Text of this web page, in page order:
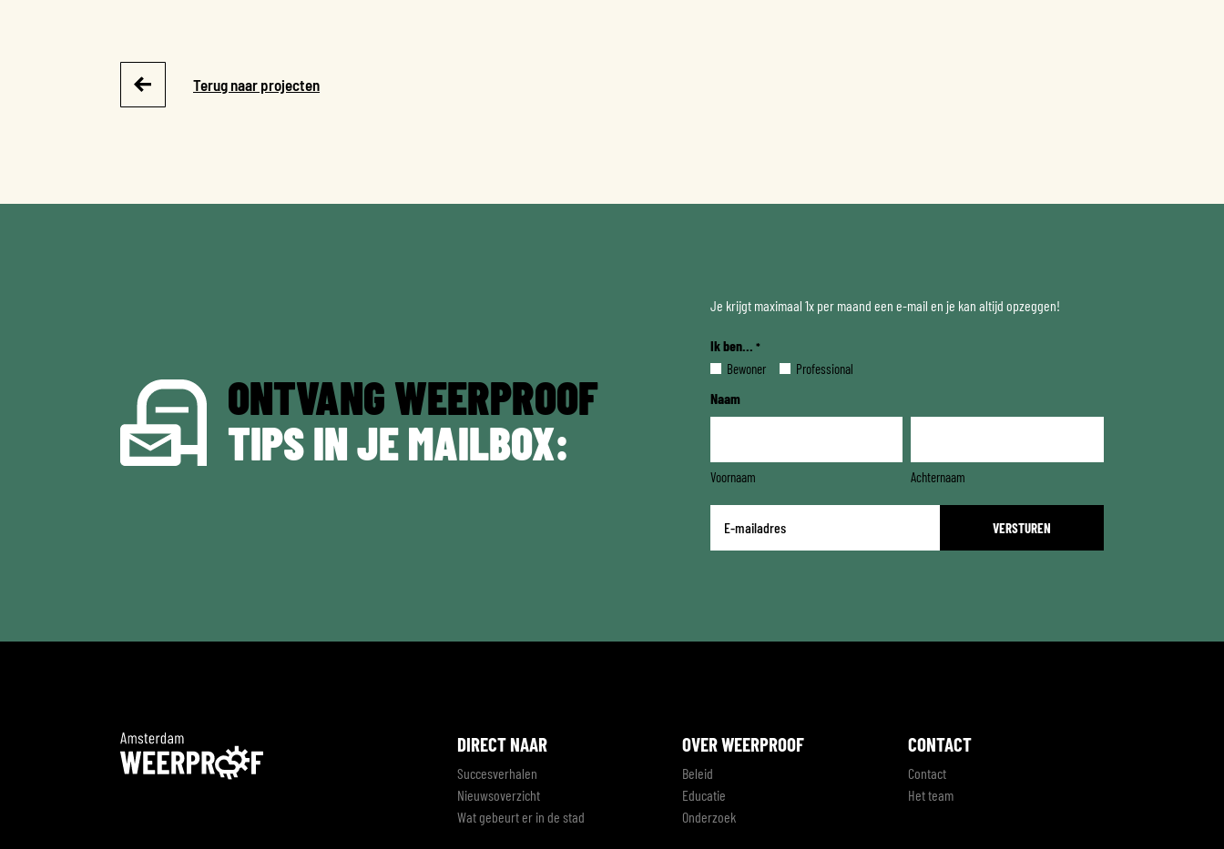
Terug naar projecten
ONTVANG WEERPROOF
TIPS IN JE MAILBOX:
Je krijgt maximaal 1x per maand een e-mail en je kan altijd opzeggen!
Ik ben... *
Bewoner Professional
Naam
Voornaam Achternaam
mailadres
DIRECT NAAR
Succesverhalen
Nieuwsoverzicht
Wat gebeurt er in de stad
OVER WEERPROOF
Beleid
Educatie
Onderzoek
CONTACT
Contact
Het team